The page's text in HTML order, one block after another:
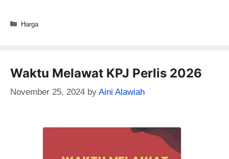
Categories
Harga
Waktu Melawat KPJ Perlis 2026
November 25, 2024 by Aini Alawiah